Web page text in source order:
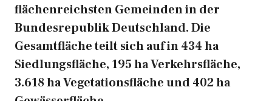
flächenreichsten Gemeinden in der
Bundesrepublik Deutschland. Die
Gesamtfläche teilt sich auf in 434 ha
Siedlungsfläche, 195 ha Verkehrsfläche,
3.618 ha Vegetationsfläche und 402 ha